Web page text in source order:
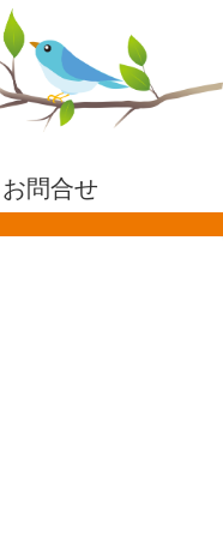
お問合せ